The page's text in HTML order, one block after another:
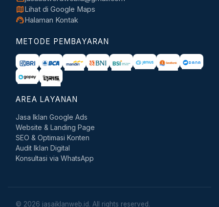
mapLihat di Google Maps
support_agentHalaman Kontak
METODE PEMBAYARAN
AREA LAYANAN
Jasa Iklan Google Ads
Website & Landing Page
SEO & Optimasi Konten
Audit Iklan Digital
Konsultasi via WhatsApp
© 2026 jasaiklanweb.id. All rights reserved.